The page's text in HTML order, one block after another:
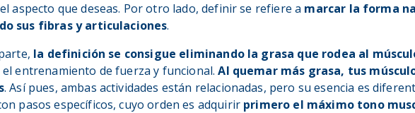
aspecto que deseas. Por otro lado, definir se refiere a marcar la forma
sus fibras y articulaciones.
la definición se consigue eliminando la grasa que rodea al
el entrenamiento de fuerza y funcional.Al quemar más grasa, tus
. Así pues, ambas actividades están relacionadas, pero su esencia es
pasos específicos, cuyo orden es adquirir primero el máximo tono